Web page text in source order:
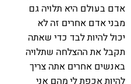
אדם בעולם היא תלויה גם
מבני אדם אחרים זה לא
יכול להיות לבד כדי שאתה
תקבל את ההצלחה שתלויה
באנשים אחרים אתה צריך
להיות אכפת לי מהם אני